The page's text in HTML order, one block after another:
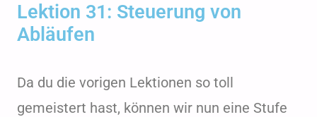
Lektion 31: Steuerung von
Abläufen
Da du die vorigen Lektionen so toll
gemeistert hast, können wir nun eine Stufe